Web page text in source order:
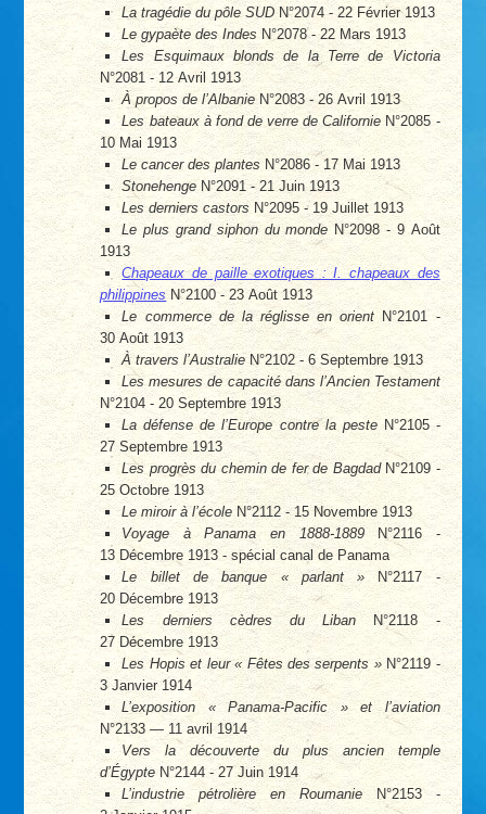
La tragédie du pôle SUDN°2074 - 22 Février 1913
Le gypaète des Indes N°2078 - 22 Mars 1913
Les Esquimaux blonds de la Terre de Victoria
N°2081 - 12 Avril 1913
À propos de l’AlbanieN°2083 - 26 Avril 1913
Les bateaux à fond de verre de Californie N°2085 -
10 Mai 1913
Le cancer des plantes N°2086 - 17 Mai 1913
StonehengeN°2091 - 21 Juin 1913
Les derniers castors N°2095 - 19 Juillet 1913
Le plus grand siphon du monde N°2098 - 9 Août
1913
Chapeaux de paille exotiques : I. chapeaux des
philippines N°2100 - 23 Août 1913
Le commerce de la réglisse en orient N°2101 -
30 Août 1913
À travers l’AustralieN°2102 - 6 Septembre 1913
Les mesures de capacité dans l’Ancien Testament
N°2104 - 20 Septembre 1913
La défense de l’Europe contre la pesteN°2105 -
27 Septembre 1913
Les progrès du chemin de fer de BagdadN°2109 -
25 Octobre 1913
Le miroir à l’école N°2112 - 15 Novembre 1913
Voyage à Panama en 1888-1889N°2116 -
13 Décembre 1913 - spécial canal de Panama
Le billet de banque « parlant » N°2117 -
20 Décembre 1913
Les derniers cèdres du LibanN°2118 -
27 Décembre 1913
Les Hopis et leur « Fêtes des serpents »N°2119 -
3 Janvier 1914
L’exposition « Panama-Pacific » et l’aviation
N°2133 — 11 avril 1914
Vers la découverte du plus ancien temple
d’Égypte N°2144 - 27 Juin 1914
L’industrie pétrolière en RoumanieN°2153 -